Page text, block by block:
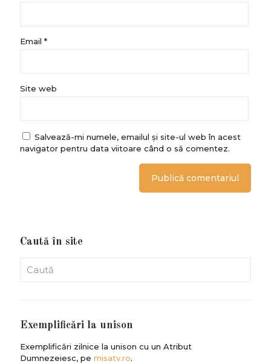
Email *
Site web
Salvează-mi numele, emailul și site-ul web în acest
navigator pentru data viitoare când o să comentez.
Caută în site
Exemplificări la unison
Exemplificări zilnice la unison cu un Atribut
Dumnezeiesc, pe misatv.ro.